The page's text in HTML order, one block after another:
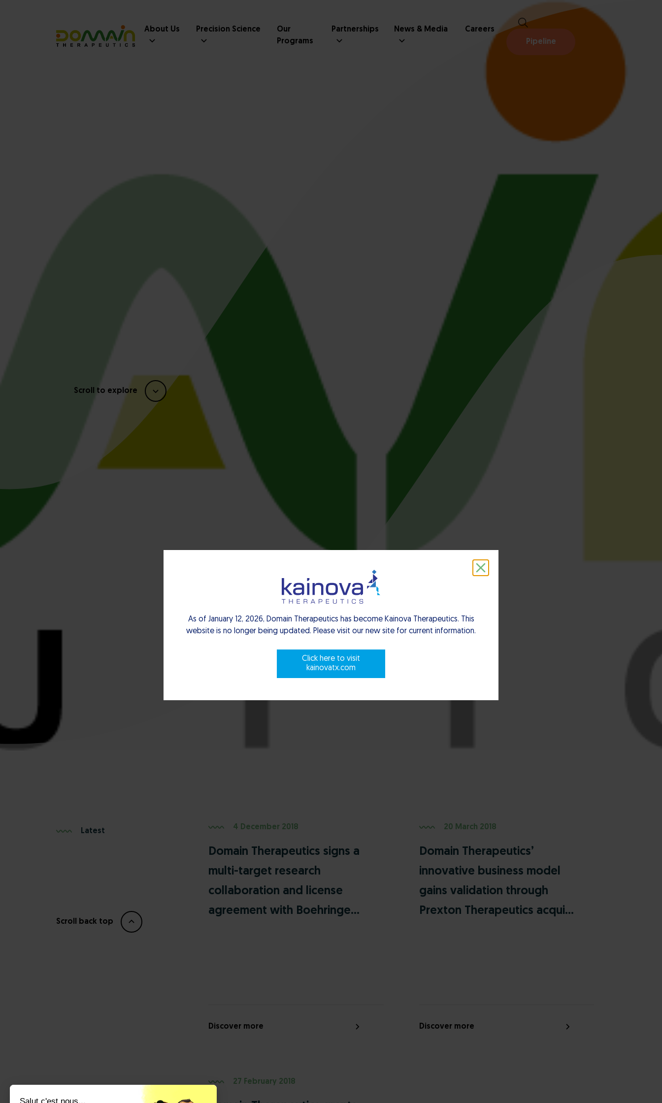
About Us Precision Science
Our
Programs
Partnerships News & Media
Careers
Pipeline
Scroll to explore
Latest
Scroll back top
4 December 2018
Domain Therapeutics signs a
multi-target research
collaboration and license
agreement with Boehringe...
Discover more
20 March 2018
Domain Therapeutics’
innovative business model
gains validation through
Prexton Therapeutics acqui...
Discover more
27 February 2018
As of January 12, 2026, Domain Therapeutics has become Kainova Therapeutics. This
website is no longer being updated. Please visit our new site for current information.
Click here to visit
kainovatx.com
Salut c'est nous...